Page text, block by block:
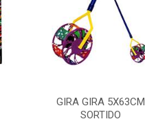
GIRA GIRA 5X63CM
SORTIDO